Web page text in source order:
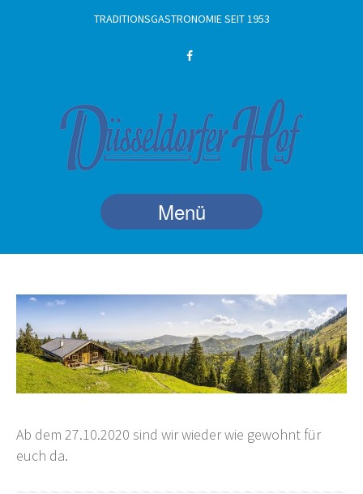
TRADITIONSGASTRONOMIE SEIT 1953
Menü
Ab dem 27.10.2020 sind wir wieder wie gewohnt für
euch da.